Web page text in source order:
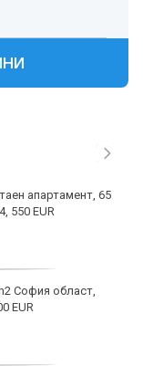
апартамент, 65
550 EUR
София област,
EUR